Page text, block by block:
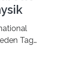
Tag
Neue